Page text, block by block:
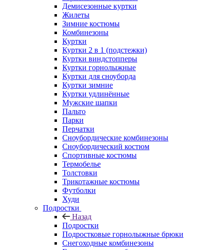
Демисезонные куртки
Жилеты
Зимние костюмы
Комбинезоны
Куртки
Куртки 2 в 1 (подстежки)
Куртки виндстопперы
Куртки горнолыжные
Куртки для сноуборда
Куртки зимние
Куртки удлинённые
Мужские шапки
Пальто
Парки
Перчатки
Сноубордические комбинезоны
Сноубордический костюм
Спортивные костюмы
Термобелье
Толстовки
Трикотажные костюмы
Футболки
Худи
Подростки
Назад
Подростки
Подростковые горнолыжные брюки
Снегоходные комбинезоны